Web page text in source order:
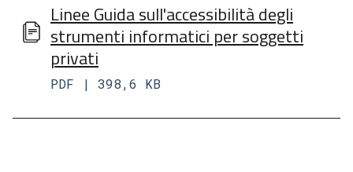
Linee Guida sull'accessibilità degli
strumenti informatici per soggetti
privati
PDF | 398,6 KB